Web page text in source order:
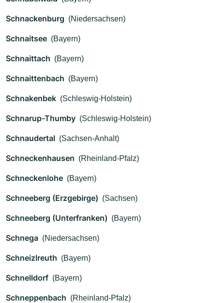
Schnackenburg (Niedersachsen)
Schnaitsee (Bayern)
Schnaittach (Bayern)
Schnaittenbach (Bayern)
Schnakenbek (Schleswig-Holstein)
Schnarup-Thumby (Schleswig-Holstein)
Schnaudertal (Sachsen-Anhalt)
Schneckenhausen (Rheinland-Pfalz)
Schneckenlohe (Bayern)
Schneeberg (Erzgebirge) (Sachsen)
Schneeberg (Unterfranken) (Bayern)
Schnega (Niedersachsen)
Schneizlreuth (Bayern)
Schnelldorf (Bayern)
Schneppenbach (Rheinland-Pfalz)